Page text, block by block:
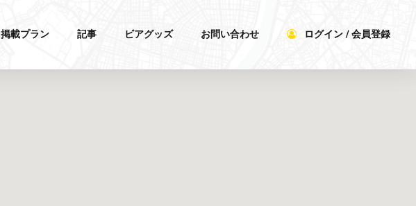
ログイン / 会員登録
掲載プラン 記事 ビアグッズ お問い合わせ